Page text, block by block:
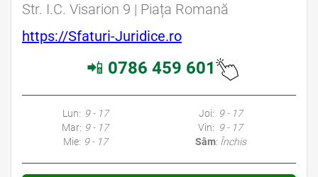
Str. I.C. Visarion 9 | Piața Romană
https://Sfaturi-Juridice.ro
📲 0786 459 601
Lun: 9 - 17
Mar: 9 - 17
Mie: 9 - 17
Joi: 9 - 17
Vin: 9 - 17
Sâm: Închis